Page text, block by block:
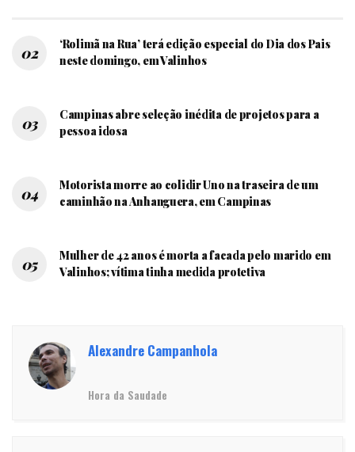
‘Rolimã na Rua’ terá edição especial do Dia dos Pais
neste domingo, em Valinhos
Campinas abre seleção inédita de projetos para a
pessoa idosa
Motorista morre ao colidir Uno na traseira de um
caminhão na Anhanguera, em Campinas
Mulher de 42 anos é morta a facada pelo marido em
Valinhos; vítima tinha medida protetiva
Alexandre Campanhola
Hora da Saudade